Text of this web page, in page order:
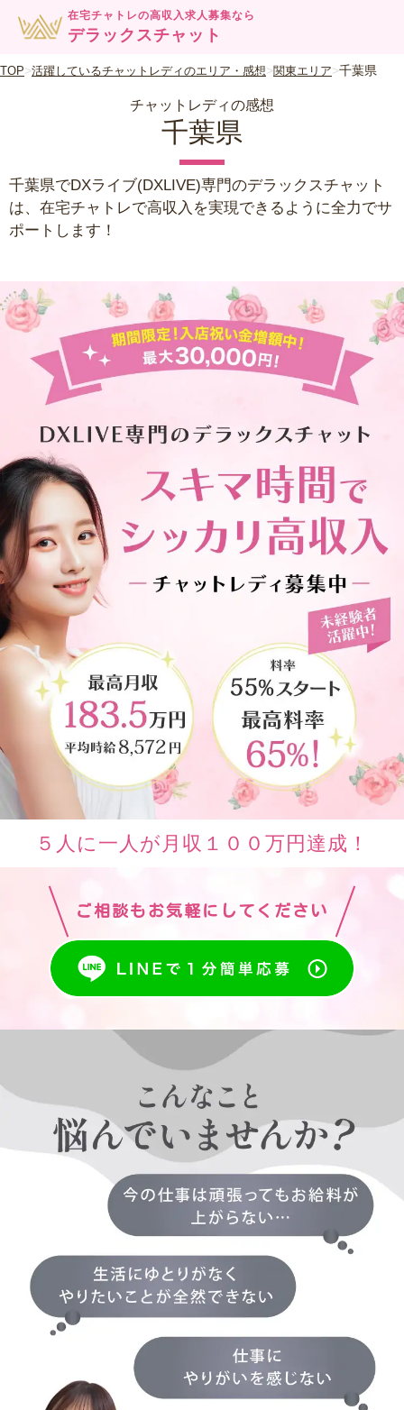
在宅チャトレの高収入求人募集なら
デラックスチャット
TOP 活躍しているチャットレディのエリア・感想 関東エリア 千葉県
チャットレディの感想
千葉県
千葉県でDXライブ(DXLIVE)専門のデラックスチャット
は、在宅チャトレで高収入を実現できるように全力でサ
ポートします！
５人に一人が月収１００万円達成！
ご相談もお気軽にしてください